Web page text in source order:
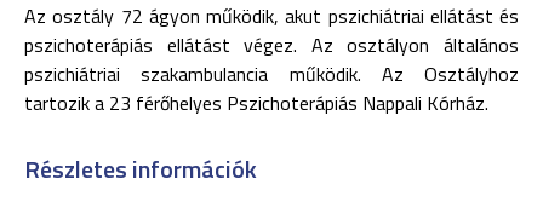
Az osztály 72 ágyon működik, akut pszichiátriai ellátást és
pszichoterápiás ellátást végez. Az osztályon általános
pszichiátriai szakambulancia működik. Az Osztályhoz
tartozik a 23 férőhelyes Pszichoterápiás Nappali Kórház.
Részletes információk